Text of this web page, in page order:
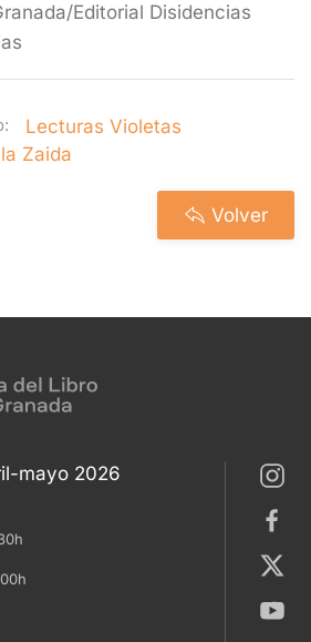
Editorial Disidencias
Lecturas Violetas
Zaida
Volver
mayo 2026